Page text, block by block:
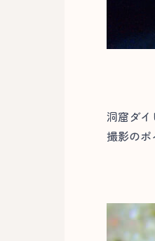
洞窟ダイ
撮影のポ